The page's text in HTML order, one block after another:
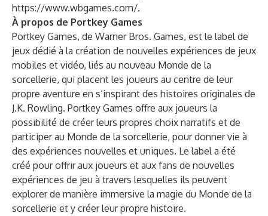
https://www.wbgames.com/.
À propos de Portkey Games
Portkey Games, de Warner Bros. Games, est le label de
jeux dédié à la création de nouvelles expériences de jeux
mobiles et vidéo, liés au nouveau Monde de la
sorcellerie, qui placent les joueurs au centre de leur
propre aventure en s’inspirant des histoires originales de
J.K. Rowling. Portkey Games offre aux joueurs la
possibilité de créer leurs propres choix narratifs et de
participer au Monde de la sorcellerie, pour donner vie à
des expériences nouvelles et uniques. Le label a été
créé pour offrir aux joueurs et aux fans de nouvelles
expériences de jeu à travers lesquelles ils peuvent
explorer de manière immersive la magie du Monde de la
sorcellerie et y créer leur propre histoire.